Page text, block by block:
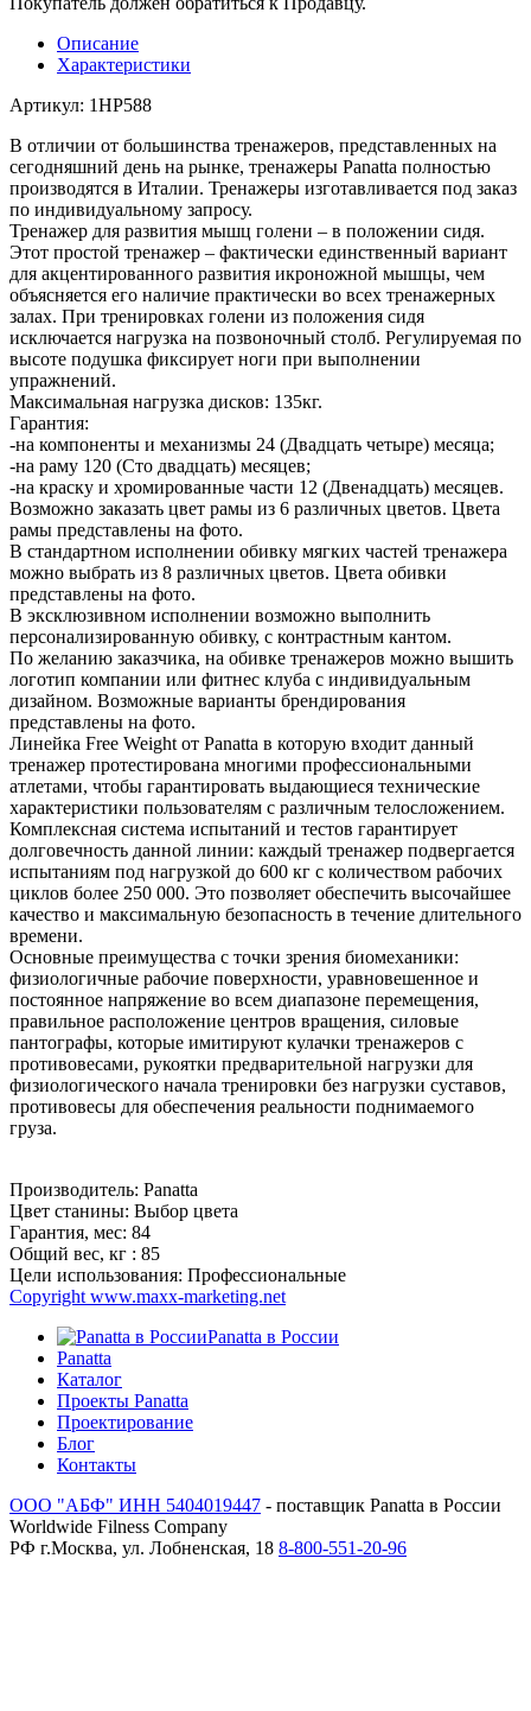
Описание
Характеристики
Артикул: 1HP588
В отличии от большинства тренажеров, представленных на
сегодняшний день на рынке, тренажеры Panatta полностью
производятся в Италии. Тренажеры изготавливается под заказ
по индивидуальному запросу.
Тренажер для развития мышц голени – в положении сидя.
Этот простой тренажер – фактически единственный вариант
для акцентированного развития икроножной мышцы, чем
объясняется его наличие практически во всех тренажерных
залах. При тренировках голени из положения сидя
исключается нагрузка на позвоночный столб. Регулируемая по
высоте подушка фиксирует ноги при выполнении
упражнений.
Максимальная нагрузка дисков: 135кг.
Гарантия:
-на компоненты и механизмы 24 (Двадцать четыре) месяца;
-на раму 120 (Сто двадцать) месяцев;
-на краску и хромированные части 12 (Двенадцать) месяцев.
Возможно заказать цвет рамы из 6 различных цветов. Цвета
рамы представлены на фото.
В стандартном исполнении обивку мягких частей тренажера
можно выбрать из 8 различных цветов. Цвета обивки
представлены на фото.
В эксклюзивном исполнении возможно выполнить
персонализированную обивку, с контрастным кантом.
По желанию заказчика, на обивке тренажеров можно вышить
логотип компании или фитнес клуба с индивидуальным
дизайном. Возможные варианты брендирования
представлены на фото.
Линейка Free Weight от Panatta в которую входит данный
тренажер протестирована многими профессиональными
атлетами, чтобы гарантировать выдающиеся технические
характеристики пользователям с различным телосложением.
Комплексная система испытаний и тестов гарантирует
долговечность данной линии: каждый тренажер подвергается
испытаниям под нагрузкой до 600 кг с количеством рабочих
циклов более 250 000. Это позволяет обеспечить высочайшее
качество и максимальную безопасность в течение длительного
времени.
Основные преимущества с точки зрения биомеханики:
физиологичные рабочие поверхности, уравновешенное и
постоянное напряжение во всем диапазоне перемещения,
правильное расположение центров вращения, силовые
пантографы, которые имитируют кулачки тренажеров с
противовесами, рукоятки предварительной нагрузки для
физиологического начала тренировки без нагрузки суставов,
противовесы для обеспечения реальности поднимаемого
груза.
Производитель: Panatta
Цвет станины: Выбор цвета
Гарантия, мес: 84
Общий вес, кг : 85
Цели использования: Профессиональные
Copyright www.maxx-marketing.net
Panatta в России
Panatta
Каталог
Проекты Panatta
Проектирование
Блог
Контакты
ООО "АБФ" ИНН 5404019447 - поставщик Panatta в России
Worldwide Filness Company
РФ г.Москва, ул. Лобненская, 18 8-800-551-20-96